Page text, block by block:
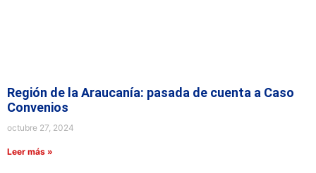
Región de la Araucanía: pasada de cuenta a Caso
Convenios
octubre 27, 2024
Leer más »